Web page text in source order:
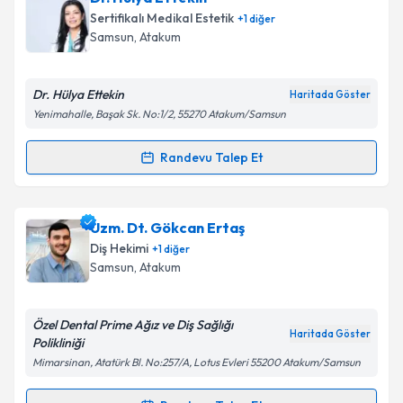
oluşturun. Size bu uzmandan randevu almanız için bir
takvim hazırlandığında e-posta ile bilgilendireceğiz.
Kişisel verilerimin işlenmesine ilişkin
Metni'ni okudum ve kişisel verilerimin belirtilen
Takvim Talebini Gönder
Sertifikalı Medikal Estetik +1diğer
Samsun, Atakum
Dr. Hülya Ettekin Haritada Göster
Yenimahalle, Başak Sk. No:1/2, 55270 Atakum/Samsun
Randevu Talep Et
Randevu Takvimi Talebi
Dr. Hülya Ettekiniçin randevu takvimi talebi
oluşturun. Size bu uzmandan randevu almanız için bir
takvim hazırlandığında e-posta ile bilgilendireceğiz.
Kişisel verilerimin işlenmesine ilişkinAydınlatma
Uzm. Dt. Gökcan Ertaş
Diş Hekimi +1diğer
Samsun, Atakum
Özel Dental Prime Ağız ve Diş Sağlığı
Polikliniği
Haritada Göster
Mimarsinan, Atatürk Bl. No:257/A, Lotus Evleri 55200 Atakum/Samsun